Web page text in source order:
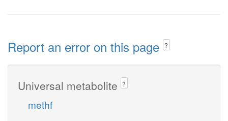
Report an error on this page ?
Universal metabolite ?
methf